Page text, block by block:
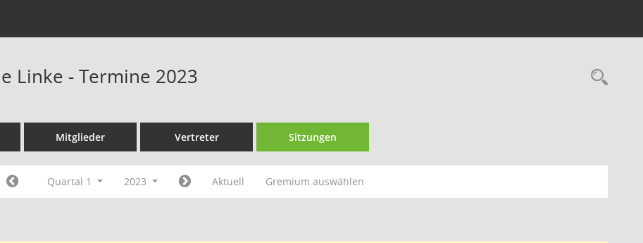
Linke - Termine 2023
Mitglieder Vertreter Sitzungen
Quartal 1 2023 Aktuell Gremium auswählen